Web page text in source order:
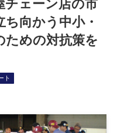
チェーン店の市
向かう中小・
ための対抗策を
ト